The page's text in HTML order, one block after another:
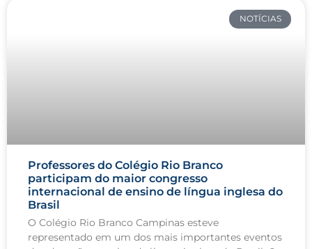
NOTÍCIAS
Professores do Colégio Rio Branco
participam do maior congresso
internacional de ensino de língua inglesa do
Brasil
O Colégio Rio Branco Campinas esteve
representado em um dos mais importantes eventos